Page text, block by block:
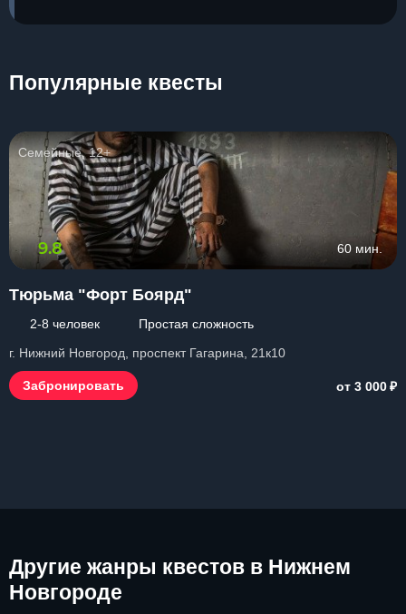
Популярные квесты
Семейные, 12+
9.8 60 мин.
Тюрьма "Форт Боярд"
2-8 человек
Простая сложность
г. Нижний Новгород, проспект Гагарина, 21к10
Забронировать от 3 000₽
Другие жанры квестов в Нижнем
Новгороде